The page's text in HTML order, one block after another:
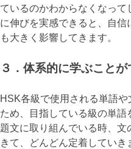
ているのかわからなくなっ
に伸びを実感できると、自
も大きく影響してきます。
３．体系的に学ぶことが
HSK各級で使用される単語
ため、目指している級の単
題文に取り組んでいる時、
きて、どんどん定着してい